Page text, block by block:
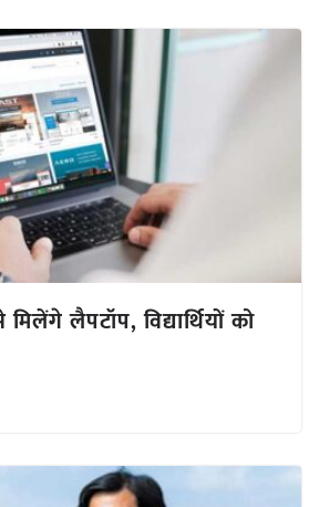
लैपटॉप, विद्यार्थियों को